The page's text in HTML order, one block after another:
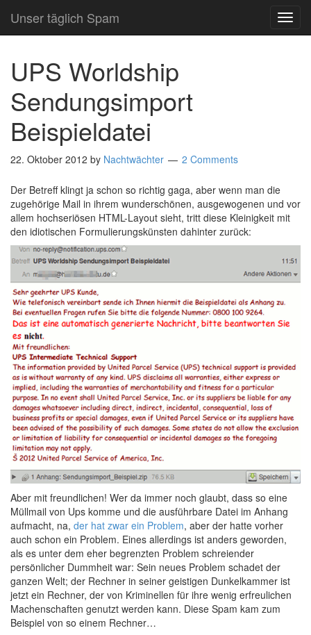
Unser täglich Spam
UPS Worldship
Sendungsimport
Beispieldatei
22. Oktober 2012 by Nachtwächter 2 Comments
Der Betreff klingt ja schon so richtig gaga, aber wenn man die
zugehörige Mail in ihrem wunderschönen, ausgewogenen und vor
allem hochseriösen HTML-Layout sieht, tritt diese Kleinigkeit mit
den idiotischen Formulierungskünsten dahinter zurück:
Aber mit freundlichen! Wer da immer noch glaubt, dass so eine
Müllmail von Ups komme und die ausführbare Datei im Anhang
aufmacht, na, der hat zwar ein Problem, aber der hatte vorher
auch schon ein Problem. Eines allerdings ist anders geworden,
als es unter dem eher begrenzten Problem schreiender
persönlicher Dummheit war: Sein neues Problem schadet der
ganzen Welt; der Rechner in seiner geistigen Dunkelkammer ist
jetzt ein Rechner, der von Kriminellen für ihre wenig erfreulichen
Machenschaften genutzt werden kann. Diese Spam kam zum
Beispiel von so einem Rechner…